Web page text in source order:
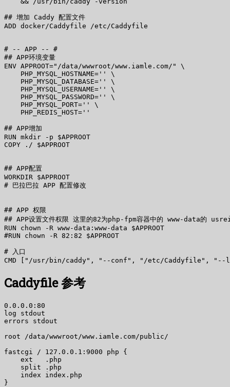
## 增加 Caddy 配置文件
ADD docker/Caddyfile /etc/Caddyfile
# -- APP -- #
## APP环境变量
ENV APPROOT="/data/wwwroot/www.iamle.com/" \
    PHP_MYSQL_HOSTNAME='' \
    PHP_MYSQL_DATABASE='' \
    PHP_MYSQL_USERNAME='' \
    PHP_MYSQL_PASSWORD='' \
    PHP_MYSQL_PORT='' \
    PHP_REDIS_HOST=''
## APP增加
RUN mkdir -p $APPROOT
COPY ./ $APPROOT
## APP配置
WORKDIR $APPROOT
# 巴拉巴拉 APP 配置修改
## APP 权限
## APP设置文件权限 这里的82为php-fpm容器中的 www-data的
RUN chown -R www-data:www-data $APPROOT
#RUN chown -R 82:82 $APPROOT
# 入口
Caddyfile 参考
0.0.0.0:80
log stdout
errors stdout
root /data/wwwroot/www.iamle.com/public/
fastcgi / 127.0.0.1:9000 php {
    ext   .php
    split .php
    index index.php
}